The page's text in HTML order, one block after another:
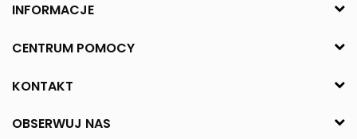
INFORMACJE
CENTRUM POMOCY
KONTAKT
OBSERWUJ NAS